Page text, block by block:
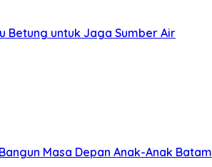
Betung untuk Jaga Sumber Air
Masa Depan Anak-Anak Batam